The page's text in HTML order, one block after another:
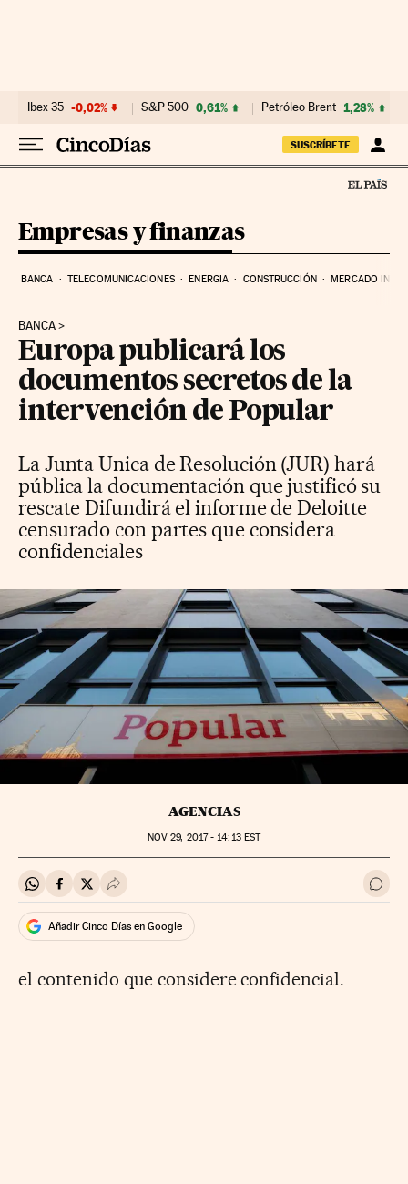
Ibex 35 -0,02% S&P 500 0,61% Petróleo Brent 1,28%
SUSCRÍBETE
Empresas y finanzas
BANCA TELECOMUNICACIONES ENERGIA CONSTRUCCIÓN MERCADO
BANCA
Europa publicará los
documentos secretos de la
intervención de Popular
La Junta Unica de Resolución (JUR) hará
pública la documentación que justificó su
rescate Difundirá el informe de Deloitte
censurado con partes que considera
confidenciales
AGENCIAS
NOV 29, 2017 - 14:13EST
Compartir en Whatsapp
Compartir en Facebook
Compartir en Twitter
Desplegar Redes Sociales Ir a
Añadir Cinco Días en Google
el contenido que considere confidencial.